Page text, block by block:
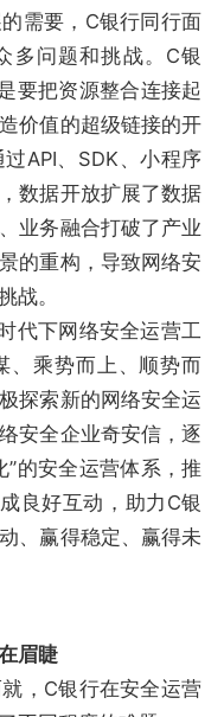
需要，C银行同行面
多问题和挑战。C银
要把资源整合连接起
价值的超级链接的开
API、SDK、小程序
数据开放扩展了数据
业务融合打破了产业
的重构，导致网络安
战。
代下网络安全运营工
、乘势而上、顺势而
探索新的网络安全运
安全企业奇安信，逐
”的安全运营体系，推
良好互动，助力C银
、赢得稳定、赢得未
眉睫
，C银行在安全运营